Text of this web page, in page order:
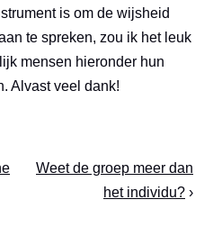
is om de wijsheid
te spreken, zou ik het leuk
mensen hieronder hun
Alvast veel dank!
Weet de groep meer dan
het individu? ›